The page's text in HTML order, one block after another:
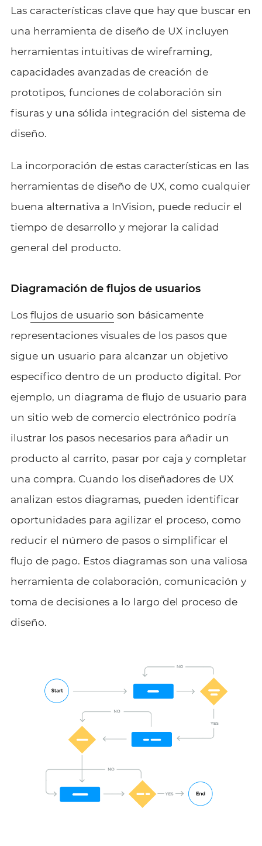
Las características clave que hay que buscar en
una herramienta de diseño de UX incluyen
herramientas intuitivas de wireframing,
capacidades avanzadas de creación de
prototipos, funciones de colaboración sin
fisuras y una sólida integración del sistema de
diseño.
La incorporación de estas características en las
herramientas de diseño de UX, como cualquier
buena alternativa a InVision, puede reducir el
tiempo de desarrollo y mejorar la calidad
general del producto.
Diagramación de flujos de usuarios
Los flujos de usuario son básicamente
representaciones visuales de los pasos que
sigue un usuario para alcanzar un objetivo
específico dentro de un producto digital. Por
ejemplo, un diagrama de flujo de usuario para
un sitio web de comercio electrónico podría
ilustrar los pasos necesarios para añadir un
producto al carrito, pasar por caja y completar
una compra. Cuando los diseñadores de UX
analizan estos diagramas, pueden identificar
oportunidades para agilizar el proceso, como
reducir el número de pasos o simplificar el
flujo de pago. Estos diagramas son una valiosa
herramienta de colaboración, comunicación y
toma de decisiones a lo largo del proceso de
diseño.